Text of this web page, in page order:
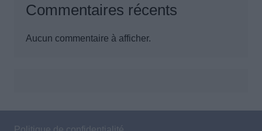
Commentaires récents
Aucun commentaire à afficher.